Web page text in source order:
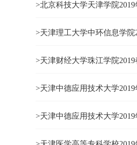
>北京科技大学天津学院
>天津理工大学中环信息学
>天津财经大学珠江学院
>天津中德应用技术大学
>天津中德应用技术大学